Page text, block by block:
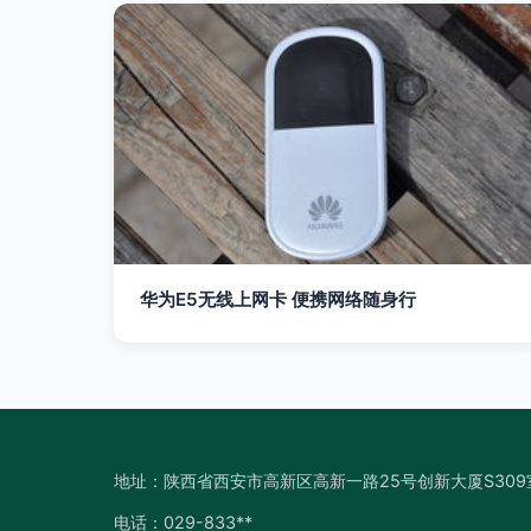
华为E5无线上网卡 便携网络随身行
地址：陕西省西安市高新区高新一路25号创新大厦S309
电话：029-833**